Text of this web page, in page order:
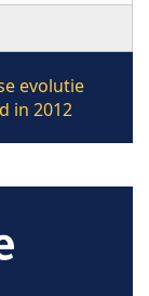
evolutie
in 2012